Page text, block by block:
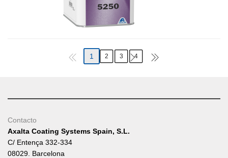
1 2 3 4
Contacto
Axalta Coating Systems Spain, S.L.
C/ Entença 332-334
08029. Barcelona